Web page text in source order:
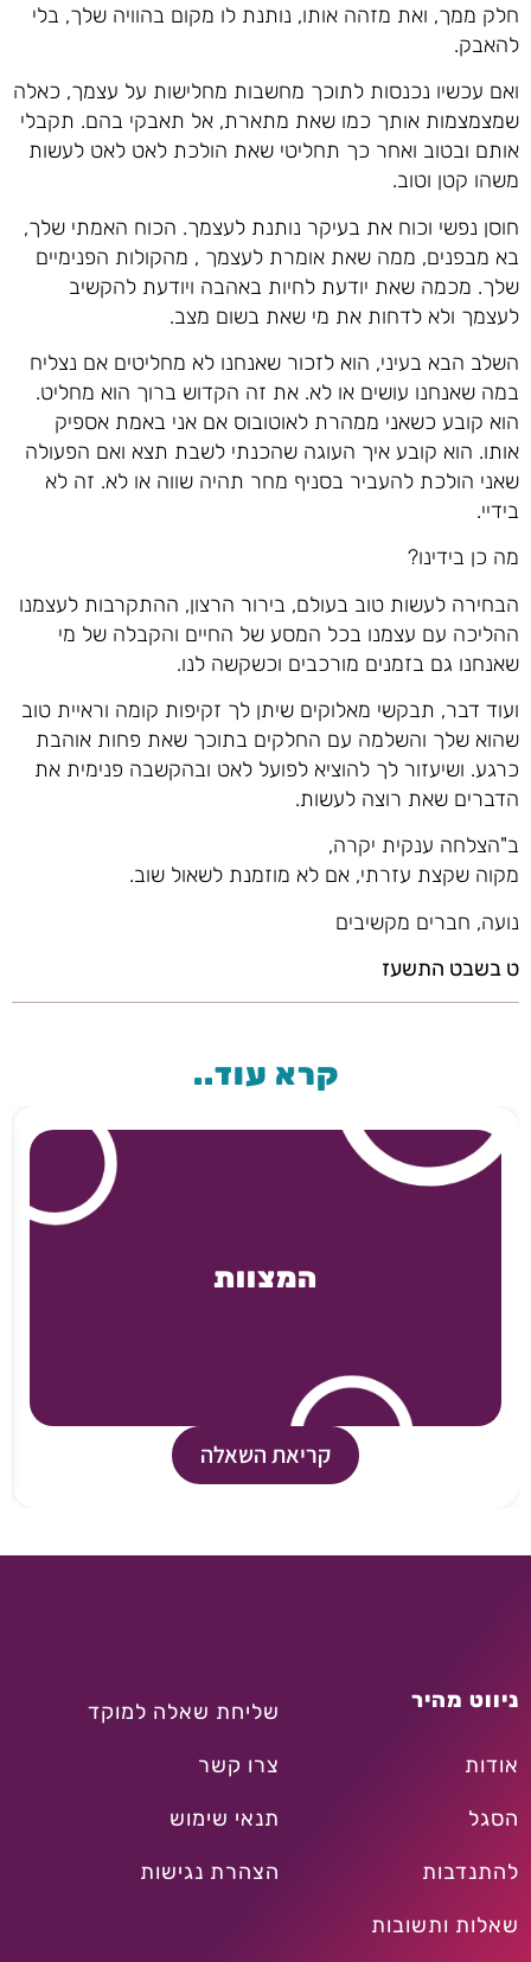
חלק ממך, ואת מזהה אותו, נותנת לו מקום בהוויה שלך, בלי
להאבק.
ואם עכשיו נכנסות לתוכך מחשבות מחלישות על עצמך, כאלה
שמצמצמות אותך כמו שאת מתארת, אל תאבקי בהם. תקבלי
אותם ובטוב ואחר כך תחליטי שאת הולכת לאט לאט לעשות
משהו קטן וטוב.
חוסן נפשי וכוח את בעיקר נותנת לעצמך. הכוח האמתי שלך,
בא מבפנים, ממה שאת אומרת לעצמך , מהקולות הפנימיים
שלך. מכמה שאת יודעת לחיות באהבה ויודעת להקשיב
לעצמך ולא לדחות את מי שאת בשום מצב.
השלב הבא בעיני, הוא לזכור שאנחנו לא מחליטים אם נצליח
במה שאנחנו עושים או לא. את זה הקדוש ברוך הוא מחליט.
הוא קובע כשאני ממהרת לאוטובוס אם אני באמת אספיק
אותו. הוא קובע איך העוגה שהכנתי לשבת תצא ואם הפעולה
שאני הולכת להעביר בסניף מחר תהיה שווה או לא. זה לא
בידיי.
מה כן בידינו?
הבחירה לעשות טוב בעולם, בירור הרצון, ההתקרבות לעצמנו
ההליכה עם עצמנו בכל המסע של החיים והקבלה של מי
שאנחנו גם בזמנים מורכבים וכשקשה לנו.
ועוד דבר, תבקשי מאלוקים שיתן לך זקיפות קומה וראיית טוב
שהוא שלך והשלמה עם החלקים בתוכך שאת פחות אוהבת
כרגע. ושיעזור לך להוציא לפועל לאט ובהקשבה פנימית את
הדברים שאת רוצה לעשות.
ב"הצלחה ענקית יקרה,
מקוה שקצת עזרתי, אם לא מוזמנת לשאול שוב.
נועה, חברים מקשיבים
ט בשבט התשעז
קרא עוד..
המצוות
קריאת השאלה
ניווט מהיר
אודות
הסגל
להתנדבות
שאלות ותשובות
שליחת שאלה למוקד
צרו קשר
תנאי שימוש
הצהרת נגישות